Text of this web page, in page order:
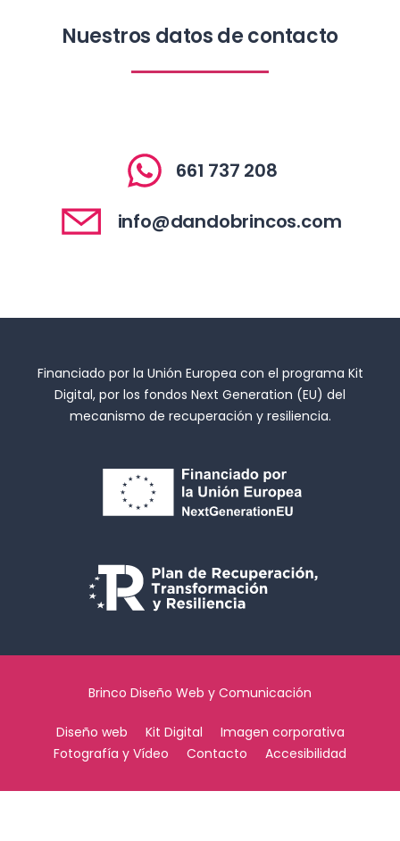
Nuestros datos de contacto
661 737 208
info@dandobrincos.com
Financiado por la Unión Europea con el programa Kit
Digital, por los fondos Next Generation (EU) del
mecanismo de recuperación y resiliencia.
Brinco Diseño Web y Comunicación
Diseño web Kit Digital
Imagen corporativa
Fotografía y Vídeo
Contacto Accesibilidad